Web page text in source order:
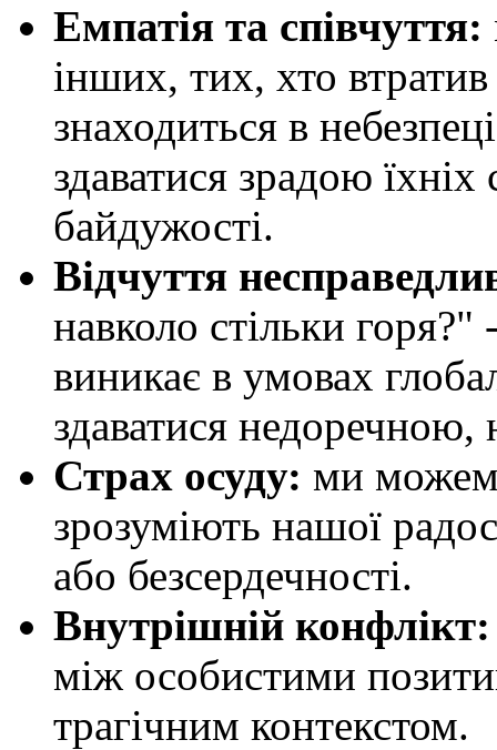
Емпатія та співчуття:
інших, тих, хто
знаходиться в
здаватися зрадою
байдужості.
Відчуття
навколо стільки
виникає в умовах
здаватися недоречною,
Страх осуду: ми
зрозуміють нашої
або безсердечності.
Внутрішній конфлікт:
між особистими
трагічним контекстом.